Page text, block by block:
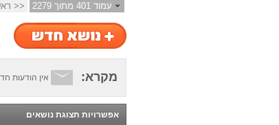
עמוד 401 מתוך 2279 <<
מקרא: אין הודעות
אפשרויות תצוגת נושאים